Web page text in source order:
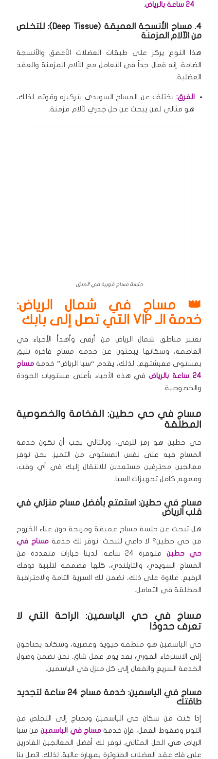
24 ساعة بالرياض
.
4. مساج الأنسجة العميقة (Deep Tissue): للتخلص
من الآلام المزمنة
هذا النوع يركز على طبقات العضلات الأعمق والأنسجة
الضامة. إنه فعال جداً في التعامل مع الآلام المزمنة والعقد
العضلية.
الفرق:يختلف عن المساج السويدي بتركيزه وقوته. لذلك،
هو مثالي لمن يبحث عن حل جذري لآلام مزمنة.
جلسة مساج فورية في المنزل
👑 مساج في شمال الرياض:
خدمة الـ VIP التي تصل إلى بابك
تعتبر مناطق شمال الرياض من أرقى وأهدأ الأحياء في
العاصمة، وسكانها يبحثون عن خدمة مساج فاخرة تليق
بمستوى معيشتهم. لذلك، يقدم “سبا الرياض” خدمةمساج
24 ساعة بالرياض
في هذه الأحياء بأعلى مستويات الجودة
والخصوصية.
مساج في حي حطين: الفخامة والخصوصية
المطلقة
حي حطين هو رمز للرقي، وبالتالي يجب أن تكون خدمة
المساج فيه على نفس المستوى من التميز. نحن نوفر
معالجين محترفين مستعدين للانتقال إليك في أي وقت،
ومعهم كامل تجهيزات السبا.
مساج في حطين: استمتع بأفضل مساج منزلي في
قلب الرياض
هل تبحث عن جلسة مساج عميقة ومريحة دون عناء الخروج
من حي حطين؟ لا داعي للبحث. نوفر لك خدمةمساج في
حي حطين
متوفرة 24 ساعة. لدينا خيارات متعددة من
المساج السويدي والتايلندي، كلها مصممة لتلبية ذوقك
الرفيع. علاوة على ذلك، نضمن لك السرية التامة والاحترافية
المطلقة في التعامل.
مساج في حي الياسمين: الراحة التي لا
تعرف حدودًا
حي الياسمين هو منطقة حيوية وعصرية، وسكانه يحتاجون
إلى الاسترخاء الفوري بعد يوم عمل شاق. نحن نضمن وصول
الخدمة السريع والفعال إلى كل منزل في الياسمين.
مساج في الياسمين: خدمة مساج 24 ساعة لتجديد
طاقتك
إذا كنت من سكان حي الياسمين وتحتاج إلى التخلص من
التوتر وضغوط العمل، فإن خدمةمساج في الياسمينمن سبا
الرياض هي الحل المثالي. نوفر لك أفضل المعالجين القادرين
على فك عقد العضلات المتوترة بمهارة عالية. لذلك، اتصل بنا